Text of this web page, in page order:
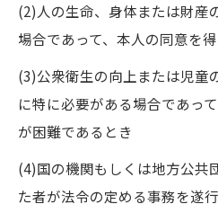
(2)人の生命、身体または財産
場合であって、本人の同意を
(3)公衆衛生の向上または児童
に特に必要がある場合であっ
が困難であるとき
(4)国の機関もしくは地方公共
た者が法令の定める事務を遂